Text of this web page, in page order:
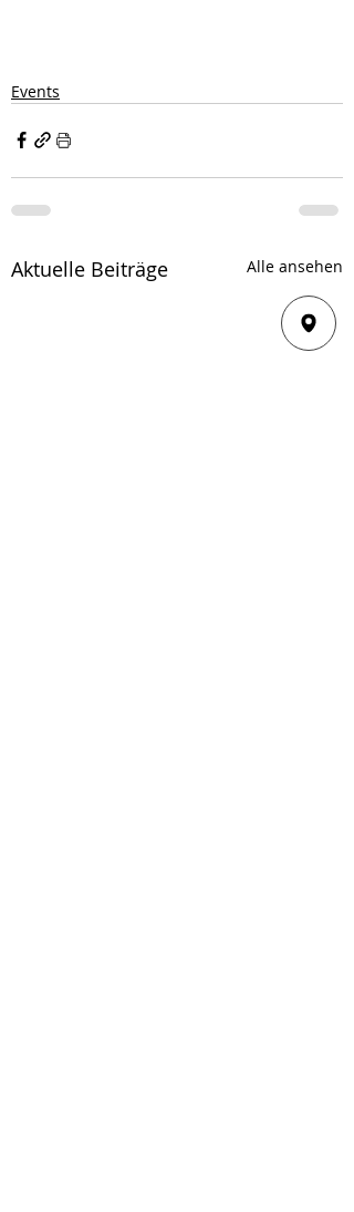
Events
Aktuelle Beiträge Alle ansehen